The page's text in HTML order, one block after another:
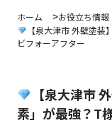
ホーム
お役立ち情報
【泉大津市 外壁塗
ビフォーアフター
【泉大津市
素」が最強？T